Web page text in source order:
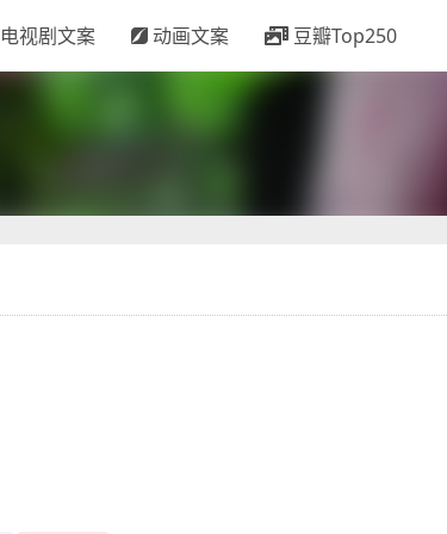
电视剧文案 动画文案 豆瓣Top250